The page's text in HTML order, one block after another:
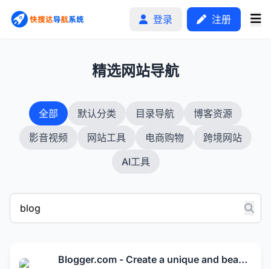
登录 注册
分类排行
申请收录
自助广告
精选网站导航
全部 默认分类 目录导航
博客资源
影音视频
网站工具 电商购物
跨境网站
AI工具
Blogger.com - Create a unique and beautiful blog easily.